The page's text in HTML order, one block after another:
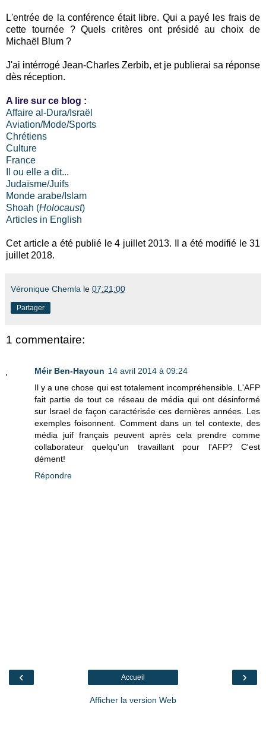
L'entrée de la conférence était libre. Qui a payé les frais de
cette tournée ? Quels critères ont présidé au choix de
Michaël Blum ?
J'ai intérrogé Jean-Charles Zerbib, et je publierai sa réponse
dès réception.
A lire sur ce blog :
Affaire al-Dura/Israël
Aviation/Mode/Sports
Chrétiens
Culture
France
Il ou elle a dit...
Judaïsme/Juifs
Monde arabe/Islam
Shoah (Holocaust)
Articles in English
Cet article a été publié le 4 juillet 2013. Il a été modifié le 31
juillet 2018.
Véronique Chemla le 07:21:00
Partager
1 commentaire:
Méir Ben-Hayoun 14 avril 2014 à 09:24
Il y a une chose qui est totalement incompréhensible. L'AFP
fait partie de tout ce réseau de média qui ont désinformé
sur Israel de façon caractérisée ces dernières années. Les
exemples foisonnent. Comment dans un tel contexte, des
média juif français peuvent après cela prendre comme
collaborateur quelqu'un travaillant pour l'AFP? C'est
dément!
Répondre
‹ ›
Accueil
Afficher la version Web